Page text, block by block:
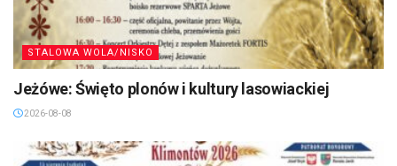
STALOWA WOLA/NISKO
Jeżówe: Święto plonów i kultury lasowiackiej
2026-08-08